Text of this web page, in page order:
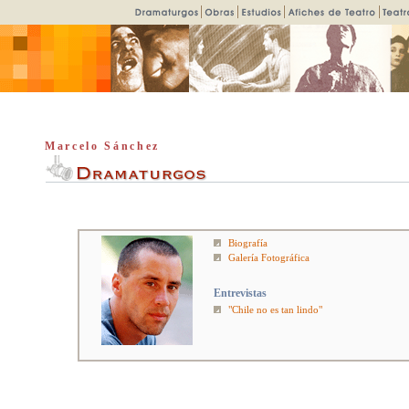
Marcelo Sánchez
Biografía
Galería Fotográfica
Entrevistas
"Chile no es tan lindo"